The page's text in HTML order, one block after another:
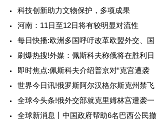
科技创新助力文物保护，多项成果
河南：11日至12日将有较明显对流性
每日快播:欧洲多国呼吁改革欧盟外交、国
刷爆热搜!外媒：佩斯科夫称俄将在胜利日
即时焦点:佩斯科夫介绍普京对“克宫遭袭
世界今日讯!俄罗斯阿尔汉格尔斯克州禁飞
全球今头条!俄外交部就克里姆林宫遭袭一
全球新消息丨中国政府帮助6名巴西公民撤